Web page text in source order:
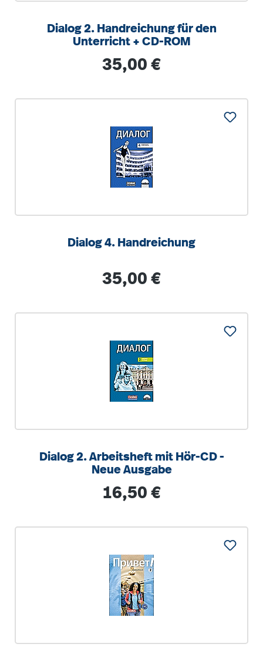
Dialog 2. Handreichung für den
Unterricht + CD-ROM
Regulärer Preis:
35,00 €
Dialog 4. Handreichung
Regulärer Preis:
35,00 €
Dialog 2. Arbeitsheft mit Hör-CD -
Neue Ausgabe
Regulärer Preis:
16,50 €